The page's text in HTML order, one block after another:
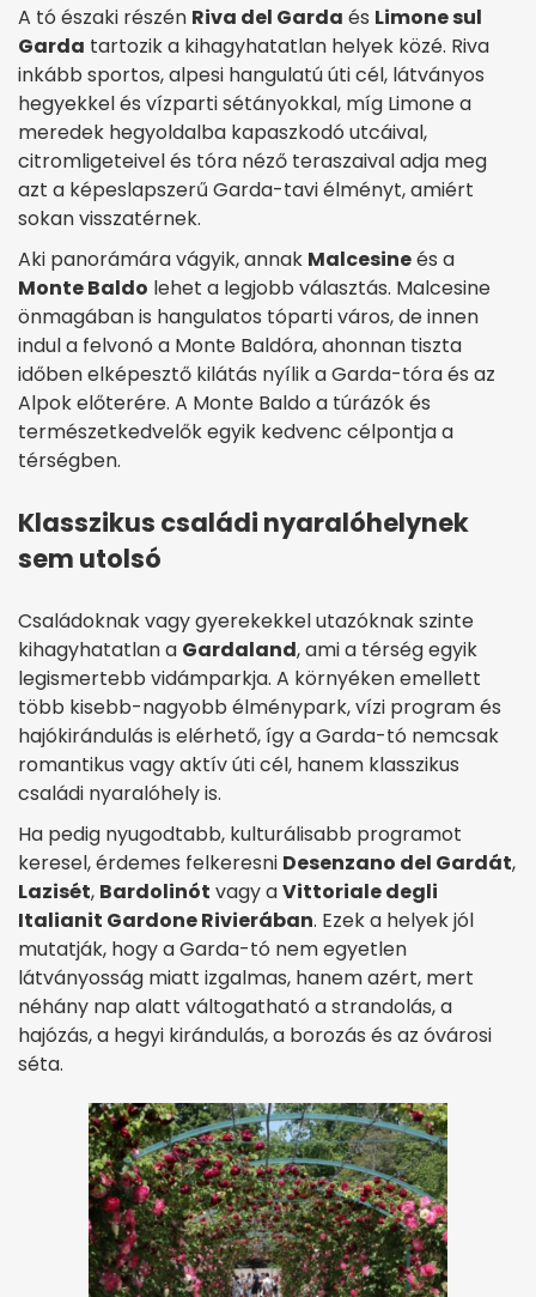
A tó északi részén Riva del Garda és Limone sul
Garda tartozik a kihagyhatatlan helyek közé. Riva
inkább sportos, alpesi hangulatú úti cél, látványos
hegyekkel és vízparti sétányokkal, míg Limone a
meredek hegyoldalba kapaszkodó utcáival,
citromligeteivel és tóra néző teraszaival adja meg
azt a képeslapszerű Garda-tavi élményt, amiért
sokan visszatérnek.
Aki panorámára vágyik, annak Malcesineés a
Monte Baldo lehet a legjobb választás. Malcesine
önmagában is hangulatos tóparti város, de innen
indul a felvonó a Monte Baldóra, ahonnan tiszta
időben elképesztő kilátás nyílik a Garda-tóra és az
Alpok előterére. A Monte Baldo a túrázók és
természetkedvelők egyik kedvenc célpontja a
térségben.
Klasszikus családi nyaralóhelynek
sem utolsó
Családoknak vagy gyerekekkel utazóknak szinte
kihagyhatatlan a Gardaland, ami a térség egyik
legismertebb vidámparkja. A környéken emellett
több kisebb-nagyobb élménypark, vízi program és
hajókirándulás is elérhető, így a Garda-tó nemcsak
romantikus vagy aktív úti cél, hanem klasszikus
családi nyaralóhely is.
Ha pedig nyugodtabb, kulturálisabb programot
keresel, érdemes felkeresni Desenzano del Gardát,
Lazisét, Bardolinót vagy aVittoriale degli
Italianit Gardone Rivierában. Ezek a helyek jól
mutatják, hogy a Garda-tó nem egyetlen
látványosság miatt izgalmas, hanem azért, mert
néhány nap alatt váltogatható a strandolás, a
hajózás, a hegyi kirándulás, a borozás és az óvárosi
séta.